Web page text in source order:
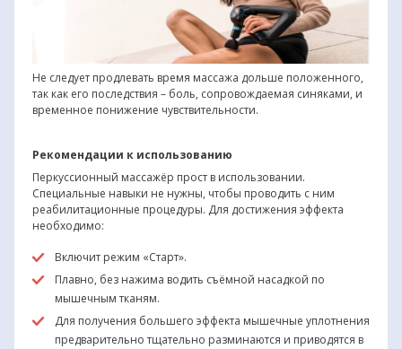
Не следует продлевать время массажа дольше положенного,
так как его последствия – боль, сопровождаемая синяками, и
временное понижение чувствительности.
Рекомендации к использованию
Перкуссионный массажёр прост в использовании.
Специальные навыки не нужны, чтобы проводить с ним
реабилитационные процедуры. Для достижения эффекта
необходимо:
Включит режим «Старт».
Плавно, без нажима водить съёмной насадкой по
мышечным тканям.
Для получения большего эффекта мышечные уплотнения
предварительно тщательно разминаются и приводятся в